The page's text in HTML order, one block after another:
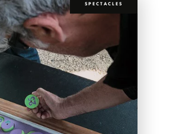
SPECTACLES